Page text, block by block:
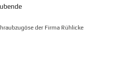
der Firma Rühlicke